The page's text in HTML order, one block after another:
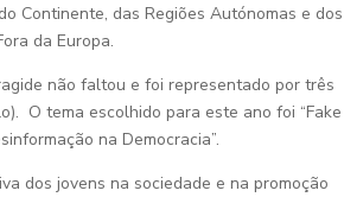
Continente, das Regiões Autónomas e dos
da Europa.
não faltou e foi representado por três
O tema escolhido para este ano foi “Fake
na Democracia”.
jovens na sociedade e na promoção